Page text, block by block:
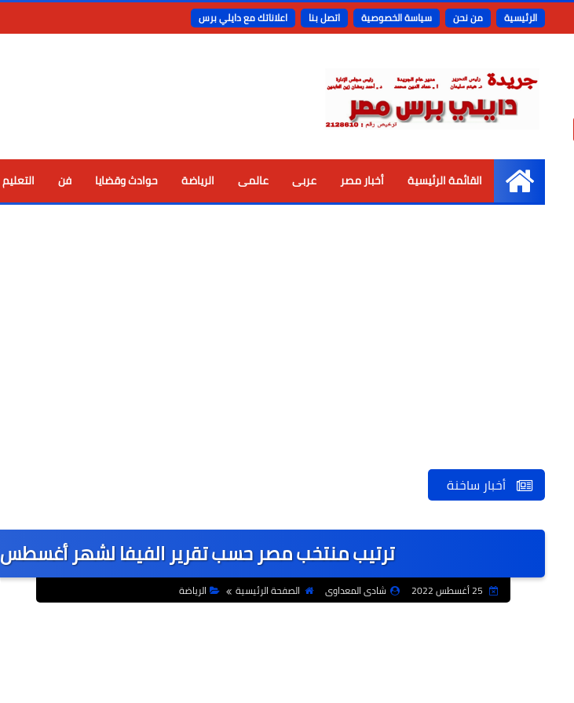
الرئيسية من نحن سياسة الخصوصية اتصل بنا اعلاناتك مع دايلي برس
الرئيسية
القائمة الرئيسية أخبار مصر عربى عالمى الرياضة حوادث وقضايا فن التعليم
أخبار ساخنة
ترتيب منتخب مصر حسب تقرير الفيفا لشهر أغسطس
شادى المعداوى الصفحة الرئيسية الرياضة